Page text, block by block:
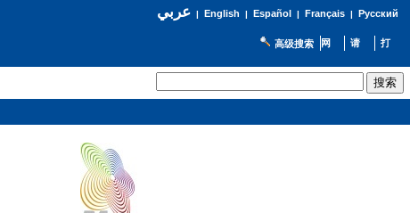
عربي| English | Español | Français| Русский
高级搜索